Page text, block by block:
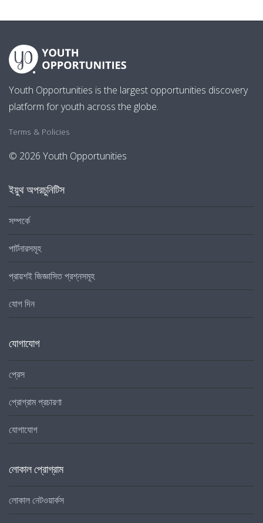
Youth Opportunities is the largest opportunities discovery
platform for youth across the globe.
Terms & Policies
© 2026 Youth Opportunities
ইয়ুথ অপরচুনিটিস
সম্পর্কে
পার্টনারসমূহ
প্রায়শই জিজ্ঞাসিত প্রশ্নসমূহ
যোগ দিন
যোগাযোগ
প্রেস
প্রোগ্রাম প্রচারণা
যোগাযোগ
লোকাল প্রোগ্রাম
লোকাল নেটওয়ার্কস